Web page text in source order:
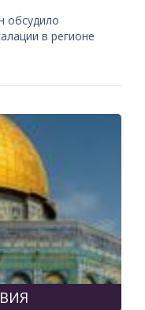
обсудило
в регионе